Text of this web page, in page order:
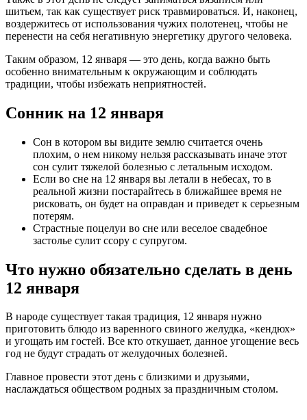
шитьем, так как существует риск травмироваться. И, наконец,
воздержитесь от использования чужих полотенец, чтобы не
перенести на себя негативную энергетику другого человека.
Таким образом, 12 января — это день, когда важно быть
особенно внимательным к окружающим и соблюдать
традиции, чтобы избежать неприятностей.
Сонник на 12 января
Сон в котором вы видите землю считается очень
плохим, о нем никому нельзя рассказывать иначе этот
сон сулит тяжелой болезнью с летальным исходом.
Если во сне на 12 января вы летали в небесах, то в
реальной жизни постарайтесь в ближайшее время не
рисковать, он будет на оправдан и приведет к серьезным
потерям.
Страстные поцелуи во сне или веселое свадебное
застолье сулит ссору с супругом.
Что нужно обязательно сделать в день
12 января
В народе существует такая традиция, 12 января нужно
приготовить блюдо из варенного свиного желудка, «кендюх»
и угощать им гостей. Все кто откушает, данное угощение весь
год не будут страдать от желудочных болезней.
Главное провести этот день с близкими и друзьями,
наслаждаться обществом родных за праздничным столом.